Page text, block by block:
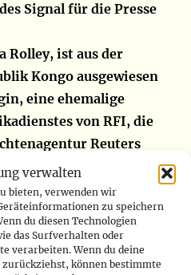
verwalten
bieten, verwenden wir
zu speichern
du diesen Technologien
das Surfverhalten oder
verarbeiten. Wenn du deine
können bestimmte
Signal für die Presse
Rolley, ist aus der
Kongo ausgewiesen
eine ehemalige
von RFI, die
Reuters
Dienstag, den 8.
für
und ihr Pass wurde bei
bevor sie manu
Addis Abeba nach